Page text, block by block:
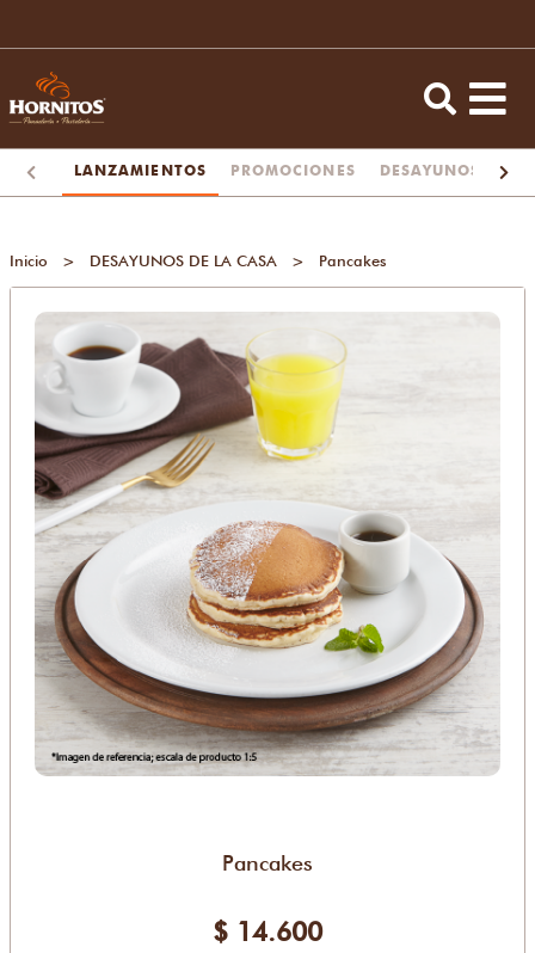
LANZAMIENTOS PROMOCIONES DESAYUNOS
Inicio > DESAYUNOS DE LA CASA > Pancakes
Pancakes
$ 14.600